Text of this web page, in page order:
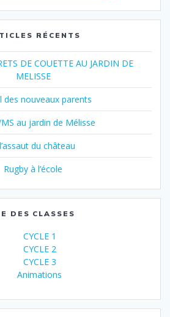
RÉCENTS
DE COUETTE AU JARDIN DE
MELISSE
des nouveaux parents
au jardin de Mélisse
du château
Rugby à l’école
DES CLASSES
CYCLE 1
CYCLE 2
CYCLE 3
Animations